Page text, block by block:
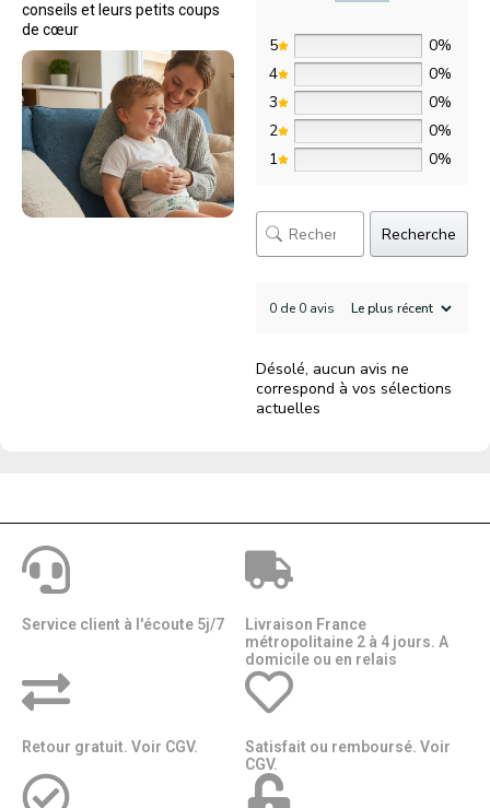
conseils et leurs petits coups
de cœur
5
0%
4
0%
3
0%
2
0%
1
0%
Recherche
0 de 0 avis
Désolé, aucun avis ne
correspond à vos sélections
actuelles
Service client à l'écoute 5j/7
Livraison France
métropolitaine 2 à 4 jours. A
domicile ou en relais​​
Retour gratuit. Voir CGV.
Satisfait ou remboursé. Voir
CGV.